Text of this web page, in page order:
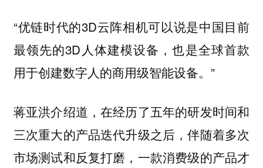
“优链时代的3D云阵相机可以说是中国目前
最领先的3D人体建模设备，也是全球首款
用于创建数字人的商用级智能设备。”
蒋亚洪介绍道，在经历了五年的研发时间和
三次重大的产品迭代升级之后，伴随着多次
市场测试和反复打磨，一款消费级的产品才